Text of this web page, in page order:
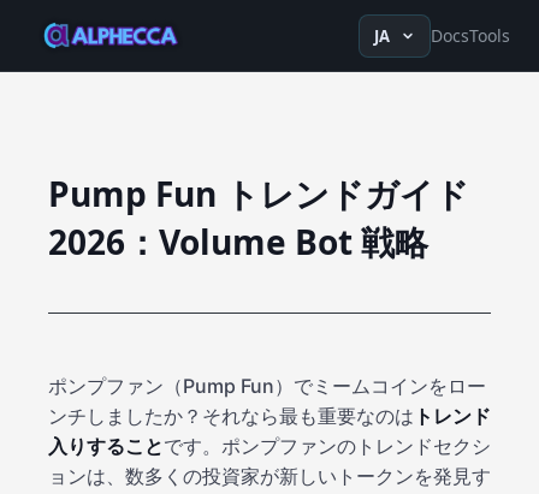
enru fr ko detrzh-Hans
JA DocsTools
Pump Fun トレンドガイド
2026：Volume Bot 戦略
ポンプファン（Pump Fun）でミームコインをロー
ンチしましたか？それなら最も重要なのは トレンド
入りすることです。ポンプファンのトレンドセクシ
ョンは、数多くの投資家が新しいトークンを発見す